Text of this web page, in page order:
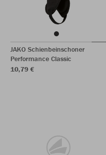
JAKO Schienbeinschoner
Performance Classic
10,79 €